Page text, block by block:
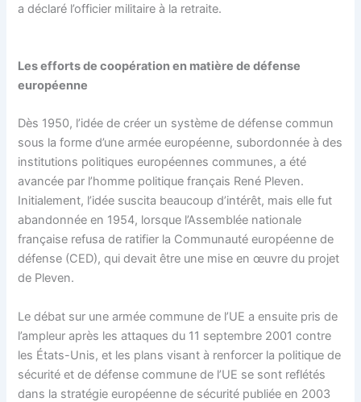
a déclaré l’officier militaire à la retraite.
Les efforts de coopération en matière de défense
européenne
Dès 1950, l’idée de créer un système de défense commun
sous la forme d’une armée européenne, subordonnée à des
institutions politiques européennes communes, a été
avancée par l’homme politique français René Pleven.
Initialement, l’idée suscita beaucoup d’intérêt, mais elle fut
abandonnée en 1954, lorsque l’Assemblée nationale
française refusa de ratifier la Communauté européenne de
défense (CED), qui devait être une mise en œuvre du projet
de Pleven.
Le débat sur une armée commune de l’UE a ensuite pris de
l’ampleur après les attaques du 11 septembre 2001 contre
les États-Unis, et les plans visant à renforcer la politique de
sécurité et de défense commune de l’UE se sont reflétés
dans la stratégie européenne de sécurité publiée en 2003